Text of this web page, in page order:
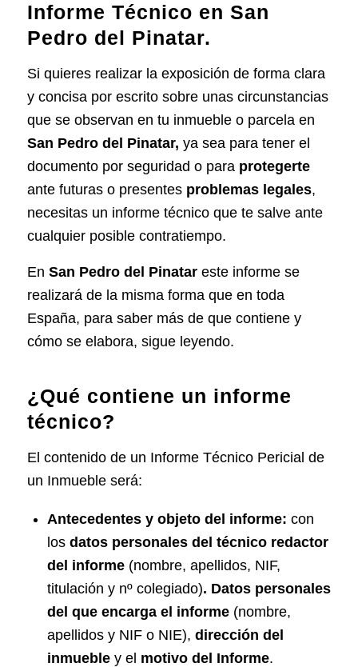
Informe Técnico en San
Pedro del Pinatar.
Si quieres realizar la exposición de forma clara
y concisa por escritosobre unas circunstancias
que se observan en tu inmueble o parcela en
San Pedro del Pinatar, ya sea para tener el
documento por seguridad o para protegerte
ante futuras o presentes problemas legales,
necesitas un informe técnico que te salve ante
cualquier posible contratiempo.
En San Pedro del Pinatar este informe se
realizará de la misma forma que en toda
España, para saber más de que contiene y
cómo se elabora, sigue leyendo.
¿Qué contiene un informe
técnico?
El contenido de un Informe Técnico Pericial de
un Inmueble será:
Antecedentes y objeto del informe: con
losdatos personales del técnico redactor
del informe (nombre, apellidos, NIF,
titulación y nº colegiado). Datos personales
del que encarga el informe(nombre,
apellidos y NIF o NIE), dirección del
inmueble y el motivo del Informe.